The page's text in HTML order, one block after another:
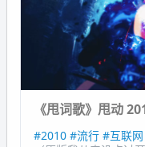
《甩词歌》甩动
#2010 #流行 #互联网